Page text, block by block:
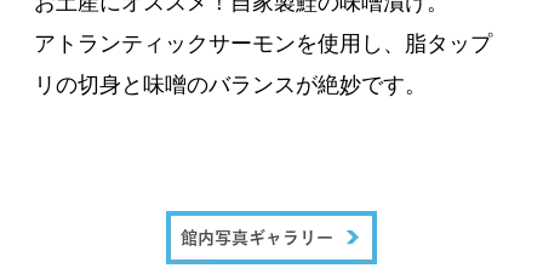
アトランティックサーモンを使用し、脂タップ
リの切身と味噌のバランスが絶妙です。